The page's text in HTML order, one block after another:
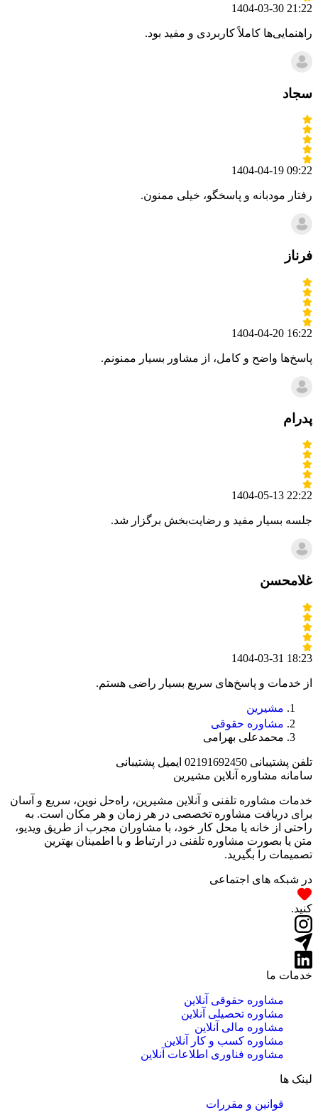
1404-03-30 21:22
راهنمایی‌ها کاملاً کاربردی و مفید بود.
سجاد
1404-04-19 09:22
رفتار مودبانه و پاسخگو، خیلی ممنون.
فرناز
1404-04-20 16:22
پاسخ‌ها واضح و کامل، از مشاور بسیار ممنونم.
پدرام
1404-05-13 22:22
جلسه بسیار مفید و رضایت‌بخش برگزار شد.
غلامحسن
1404-03-31 18:23
از خدمات و پاسخ‌های سریع بسیار راضی هستم.
مشیرین
مشاوره حقوقی
محمدعلی بهرامی
تلفن پشتیبانی 02191692450 ایمیل پشتیبانی
سامانه مشاوره آنلاین مشیرین
خدمات مشاوره تلفنی و آنلاین مشیرین، راه‌‌حل نوین، سریع و آسان
برای دریافت مشاوره تخصصی در هر زمان و هر مکان است. به
راحتی از خانه یا محل کار خود، با مشاوران مجرب از طریق ویدیو،
متن یا بصورت مشاوره تلفنی در ارتباط و با اطمینان بهترین
تصمیمات را بگیرید.
در شبکه های اجتماعی
کنید.
خدمات ما
مشاوره حقوقی آنلاین
مشاوره تحصیلی آنلاین
مشاوره مالی آنلاین
مشاوره کسب و کار آنلاین
مشاوره فناوری اطلاعات آنلاین
لینک ها
قوانین و مقررات